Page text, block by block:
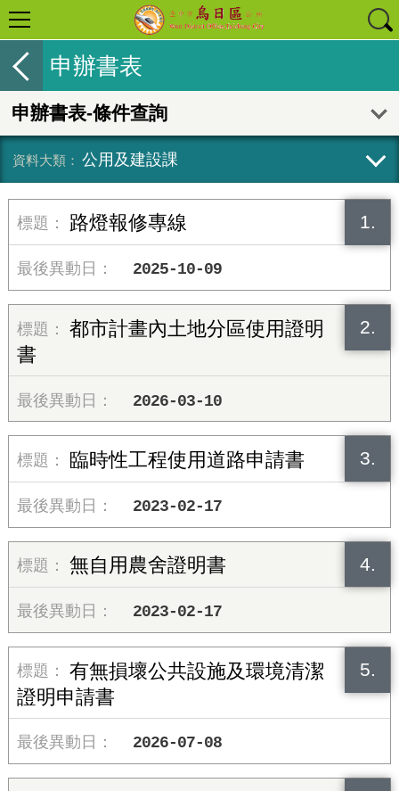
申辦書表
申辦書表-條件查詢
公用及建設課
1.
路燈報修專線
2025-10-09
2.
都市計畫內土地分區使用證明
書
2026-03-10
3.
臨時性工程使用道路申請書
2023-02-17
4.
無自用農舍證明書
2023-02-17
5.
有無損壞公共設施及環境清潔
證明申請書
2026-07-08